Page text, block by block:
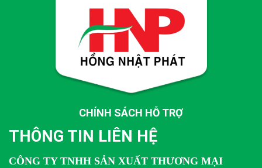
THÔNG TIN LIÊN HỆ
CÔNG TY TNHH SẢN XUẤT THƯƠNG MẠI
CHÍNH SÁCH HỖ TRỢ